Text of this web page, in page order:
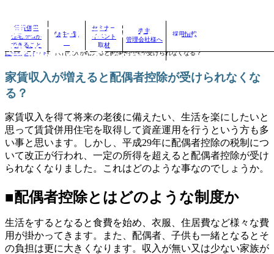
賃貸併用住宅のことなら、賃
貸併用住宅.com
自分に合った賃貸併用住宅を見つけよう！｜>賃貸併用住宅のお役立ちコラム
に住むメリット> 家賃収入が増えると配偶者控除が受けられなくなる？
家賃収入が増えると配偶者控除が受けられなくな
る？
家賃収入を得て将来の老後に備えたい、生活を楽にしたいと
思って賃貸併用住宅を取得して資産運用を行うという方も多
い事と思います。しかし、平成29年に配偶者控除の税制につ
いて改正が行われ、一定の所得を超えると配偶者控除が受け
られなくなりました。これはどのような事なのでしょうか。
■配偶者控除とはどのような制度か
生活をするとなると食費を始め、衣服、住居費など様々な費
用が掛かってきます。また、配偶者、子供も一緒となるとそ
の負担は更に大きくなります。収入が無い又は少ない家族が
賃貸併用
住宅.comが
できること
物件一覧
セミナー
イベント
取材
売主
管理会社様へ
採用情報